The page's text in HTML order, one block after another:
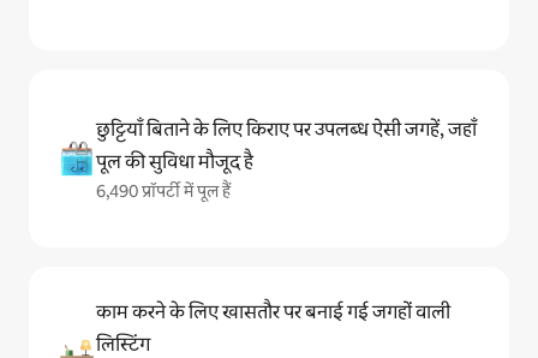
छुट्टियाँ बिताने के लिए किराए पर उपलब्ध ऐसी जगहें, जहाँ
पूल की सुविधा मौजूद है
6,490 प्रॉपर्टी में पूल हैं
काम करने के लिए खासतौर पर बनाई गई जगहों वाली
लिस्टिंग